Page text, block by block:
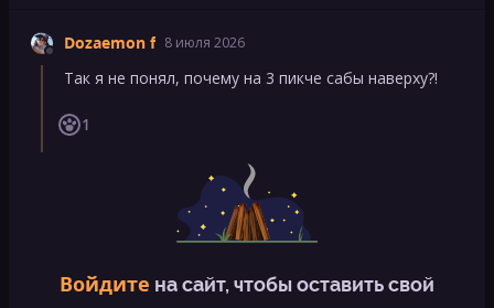
Dozaemon f 8 июля 2026
Так я не понял, почему на 3 пикче сабы наверху?!
1
Войдите на сайт, чтобы оставить свой